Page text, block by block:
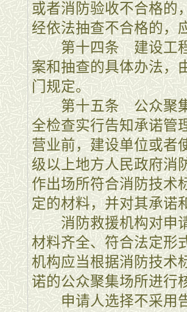
或者消防验收不合格的
经依法抽查不合格的，
第十四条 建设工程
案和抽查的具体办法，
门规定。
第十五条 公众聚集
全检查实行告知承诺管
营业前，建设单位或者
级以上地方人民政府消
作出场所符合消防技术
定的材料，并对其承诺
消防救援机构对申请
材料齐全、符合法定形
机构应当根据消防技术
诺的公众聚集场所进行
申请人选择不采用告